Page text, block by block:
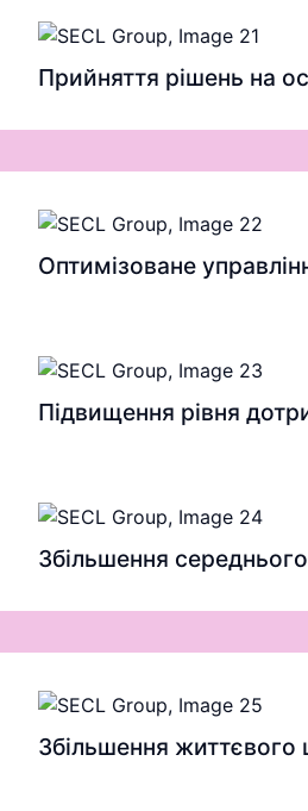
Прийняття рішень на
Оптимізоване
Підвищення рівня
Збільшення
Збільшення життєвого